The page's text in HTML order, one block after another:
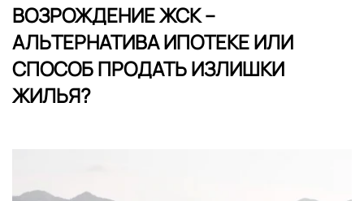
ВОЗРОЖДЕНИЕ ЖСК –
АЛЬТЕРНАТИВА ИПОТЕКЕ ИЛИ
СПОСОБ ПРОДАТЬ ИЗЛИШКИ
ЖИЛЬЯ?